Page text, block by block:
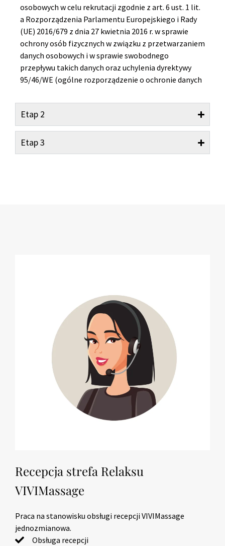
osobowych w celu rekrutacji zgodnie z art. 6 ust. 1 lit.
a Rozporządzenia Parlamentu Europejskiego i Rady
(UE) 2016/679 z dnia 27 kwietnia 2016 r. w sprawie
ochrony osób fizycznych w związku z przetwarzaniem
danych osobowych i w sprawie swobodnego
przepływu takich danych oraz uchylenia dyrektywy
95/46/WE (ogólne rozporządzenie o ochronie danych
Etap 2
Etap 3
Recepcja strefa Relaksu
VIVIMassage
Praca na stanowisku obsługi recepcji VIVIMassage
jednozmianowa.
Obsługa recepcji